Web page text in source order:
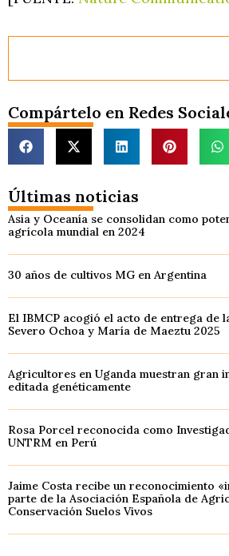
Compártelo en Redes
Últimas noticias
Asia y Oceanía se consolidan como
agrícola mundial en 2024
30 años de cultivos MG en Argentina
El IBMCP acogió el acto de entrega de
Severo Ochoa y María de Maeztu 2025
Agricultores en Uganda muestran gran
editada genéticamente
Rosa Porcel reconocida como
UNTRM en Perú
Jaime Costa recibe un reconocimiento
parte de la Asociación Española de
Conservación Suelos Vivos